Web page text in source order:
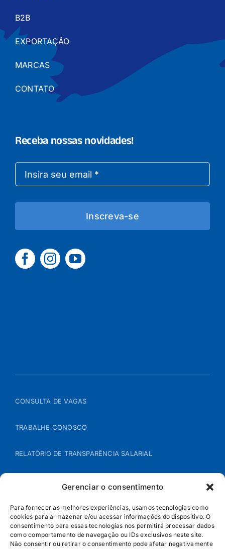
Gerenciar o consentimento
Para fornecer as melhores experiências, usamos tecnologias como
cookies para armazenar e/ou acessar informações do dispositivo. O
consentimento para essas tecnologias nos permitirá processar dados
como comportamento de navegação ou IDs exclusivos neste site.
Não consentir ou retirar o consentimento pode afetar negativamente
B2B
EXPORTAÇÃO
MARCAS
CONTATO
Receba nossas novidades!
Inscreva-se
CONSULTA DE VAGAS
TRABALHE CONOSCO
RELATÓRIO DE TRANSPARÊNCIA SALARIAL
POLÍTICA DE COOKIES
POLÍTICA DE PRIVACIDADE